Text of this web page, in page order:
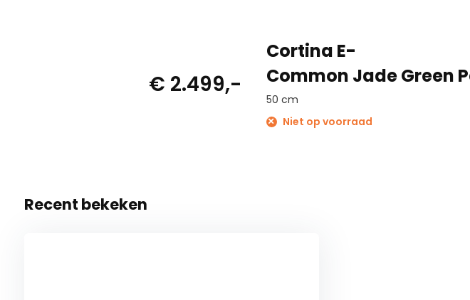
€ 2.499,-
Cortina E-
Common Jade Green
50 cm
Niet op voorraad
Recent bekeken